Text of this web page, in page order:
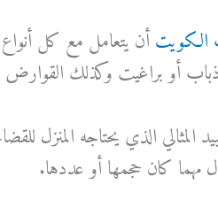
أن يتعامل مع كل أنواع
أو براغيت وكذلك القوارض
الذي يحتاجه المنزل
مهما كان حجمها أو عددها.